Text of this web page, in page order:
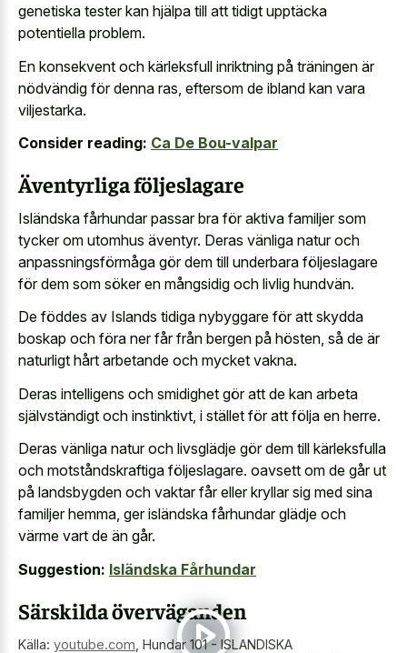
genetiska tester kan hjälpa till att tidigt upptäcka
potentiella problem.
En konsekvent och kärleksfull inriktning på träningen är
nödvändig för denna ras, eftersom de ibland kan vara
viljestarka.
Consider reading: Ca De Bou-valpar
Äventyrliga följeslagare
Isländska fårhundar passar bra för aktiva familjer som
tycker om utomhus äventyr. Deras vänliga natur och
anpassningsförmåga gör dem till underbara följeslagare
för dem som söker en mångsidig och livlig hundvän.
De föddes av Islands tidiga nybyggare för att skydda
boskap och föra ner får från bergen på hösten, så de är
naturligt hårt arbetande och mycket vakna.
Deras intelligens och smidighet gör att de kan arbeta
självständigt och instinktivt, i stället för att följa en herre.
Deras vänliga natur och livsglädje gör dem till kärleksfulla
och motståndskraftiga följeslagare. oavsett om de går ut
på landsbygden och vaktar får eller kryllar sig med sina
familjer hemma, ger isländska fårhundar glädje och
värme vart de än går.
Suggestion: Isländska Fårhundar
Särskilda överväganden
Källa: youtube.com Hundar 101 - ISLANDISKA